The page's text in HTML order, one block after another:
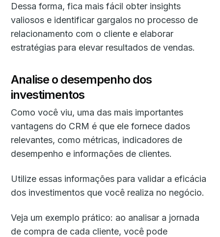
Dessa forma, fica mais fácil obter insights
valiosos e identificar gargalos no processo de
relacionamento com o cliente e elaborar
estratégias para elevar resultados de vendas.
Analise o desempenho dos
investimentos
Como você viu, uma das mais importantes
vantagens do CRM é que ele fornece dados
relevantes, como métricas, indicadores de
desempenho e informações de clientes.
Utilize essas informações para validar a eficácia
dos investimentos que você realiza no negócio.
Veja um exemplo prático: ao analisar a jornada
de compra de cada cliente, você pode